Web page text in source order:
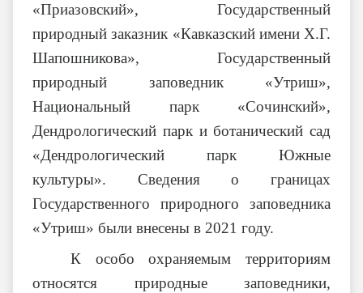
«Приазовский», Государственный
природный заказник «Кавказский имени Х.Г.
Шапошникова», Государственный
природный заповедник «Утриш»,
Национальный парк «Сочинский»,
Дендрологический парк и ботанический сад
«Дендрологический парк Южные
культуры». Сведения о границах
Государственного природного заповедника
«Утриш» были внесены в 2021 году.
К особо охраняемым территориям
относятся природные заповедники,